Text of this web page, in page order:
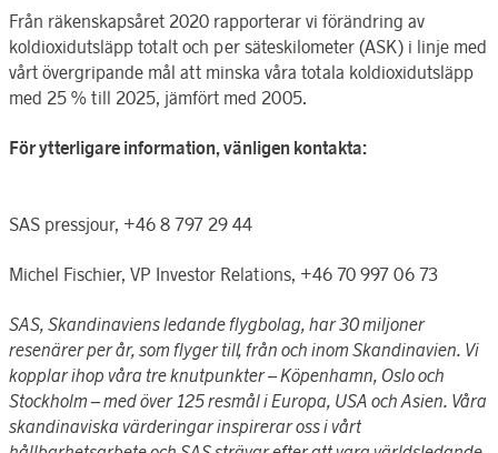
Från räkenskapsåret 2020 rapporterar vi förändring av
koldioxidutsläpp totalt och per säteskilometer (ASK) i linje med
vårt övergripande mål att minska våra totala koldioxidutsläpp
med 25 % till 2025, jämfört med 2005.
För ytterligare information, vänligen kontakta:
SAS pressjour, +46 8 797 29 44
Michel Fischier, VP Investor Relations, +46 70 997 06 73
SAS, Skandinaviens ledande flygbolag, har 30 miljoner
resenärer per år, som flyger till, från och inom Skandinavien. Vi
kopplar ihop våra tre knutpunkter – Köpenhamn, Oslo och
Stockholm – med över 125 resmål i Europa, USA och Asien. Våra
skandinaviska värderingar inspirerar oss i vårt